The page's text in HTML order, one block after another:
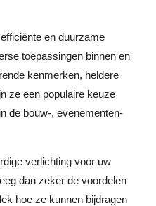
en duurzame
toepassingen binnen en
kenmerken, heldere
ze een populaire keuze
de bouw-, evenementen-
verlichting voor uw
dan zeker de voordelen
hoe ze kunnen bijdragen